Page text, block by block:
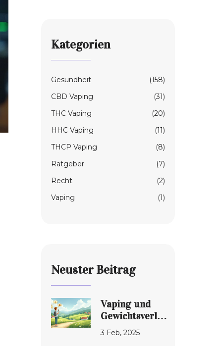
Kategorien
Gesundheit
(158)
CBD Vaping
(31)
THC Vaping
(20)
HHC Vaping
(11)
THCP Vaping
(8)
Ratgeber
(7)
Recht
(2)
Vaping
(1)
Neuster Beitrag
Vaping und
Gewichtsverlust:
Mythos oder
Tatsache?
3 Feb, 2025